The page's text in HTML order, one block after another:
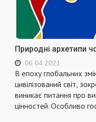
Природні архетипи
06.04.2021
В епоху глобальних
цивілізований світ,
виникає питання про
цінностей. Особливо